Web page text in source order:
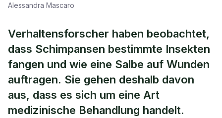
Alessandra Mascaro
Verhaltensforscher haben beobachtet,
dass Schimpansen bestimmte Insekten
fangen und wie eine Salbe auf Wunden
auftragen. Sie gehen deshalb davon
aus, dass es sich um eine Art
medizinische Behandlung handelt.